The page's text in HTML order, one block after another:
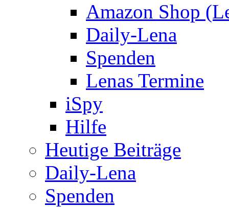
Amazon Shop
Daily-Lena
Spenden
Lenas Termine
iSpy
Hilfe
Heutige Beiträge
Daily-Lena
Spenden